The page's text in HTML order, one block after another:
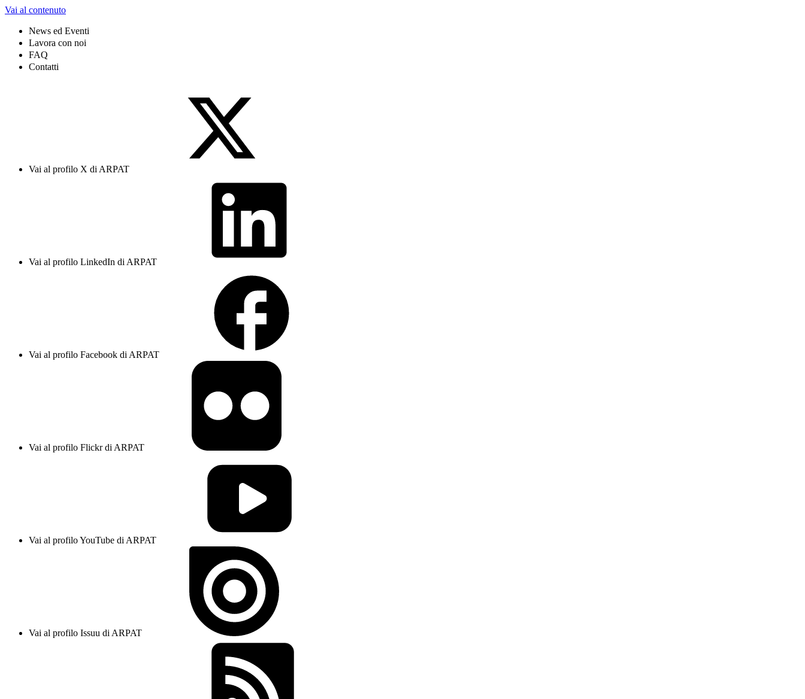
Vai al contenuto
News ed Eventi
Lavora con noi
FAQ
Contatti
Vai al profilo X di ARPAT
Vai al profilo LinkedIn di ARPAT
Vai al profilo Facebook di ARPAT
Vai al profilo Flickr di ARPAT
Vai al profilo YouTube di ARPAT
Vai al profilo Issuu di ARPAT